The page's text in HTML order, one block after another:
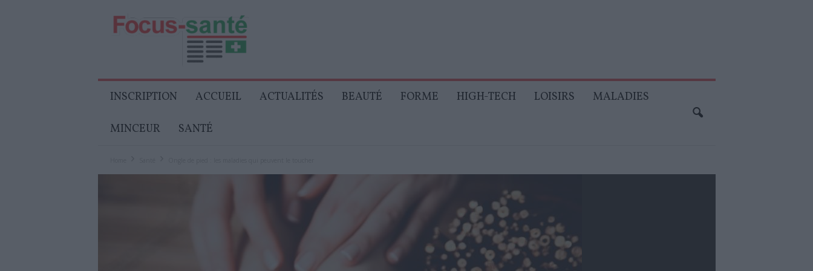
Senior
INSCRIPTION ACCUEIL ACTUALITÉS BEAUTÉ FORME HIGH-TECH LOISIRS MALADIES
MINCEUR SANTÉ